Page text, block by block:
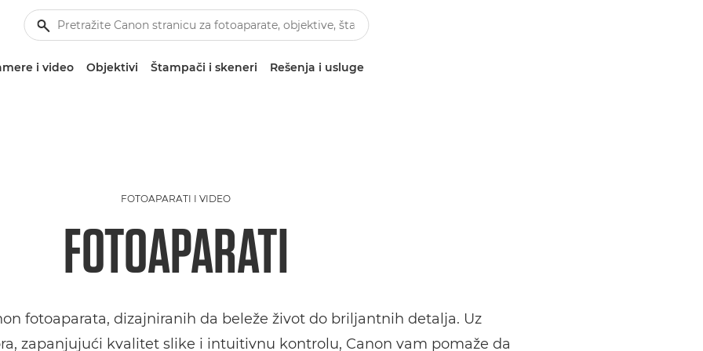
i video Objektivi Štampači i skeneri Rešenja i usluge
FOTOAPARATI I VIDEO
FOTOAPARATI
fotoaparata, dizajniranih da beleže život do briljantnih detalja. Uz
zapanjujući kvalitet slike i intuitivnu kontrolu, Canon vam pomaže da